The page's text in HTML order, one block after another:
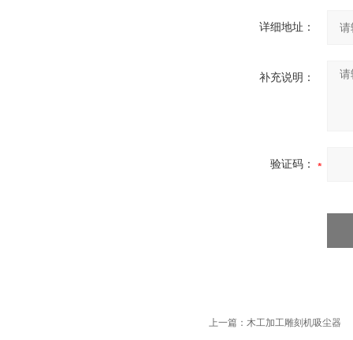
详细地址：
补充说明：
验证码：
上一篇： 木工加工雕刻机吸尘器